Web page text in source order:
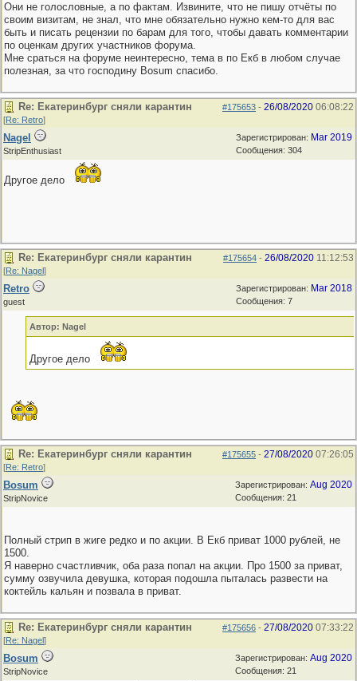
Они не голословные, а по фактам. Извините, что не пишу отчёты по
своим визитам, не знал, что мне обязательно нужно кем-то для вас
быть и писать рецензии по барам для того, чтобы давать комментарии
по оценкам других участников форума.
Мне сраться на форуме неинтересно, тема в по Екб в любом случае
полезная, за что господину Bosum спасибо.
#175653 - 26/08/2020 06:08:22
Re: Екатеринбург сняли карантин
[Re: Retro]
Зарегистрирован: Mar 2019
Сообщения: 304
Nagel
StripEnthusiast
Другое дело
#175654 - 26/08/2020 11:12:53
Re: Екатеринбург сняли карантин
[Re: Nagel]
Зарегистрирован: Mar 2018
Сообщения: 7
Retro
guest
Автор: Nagel
Другое дело
#175655 - 27/08/2020 07:26:05
Re: Екатеринбург сняли карантин
[Re: Retro]
Зарегистрирован: Aug 2020
Сообщения: 21
Bosum
StripNovice
Полный стрип в жиге редко и по акции. В Екб приват 1000 рублей, не
1500.
Я наверно счастливчик, оба раза попал на акции. Про 1500 за приват,
сумму озвучила девушка, которая подошла пыталась развести на
коктейль кальян и позвала в приват.
#175656 - 27/08/2020 07:33:22
Re: Екатеринбург сняли карантин
[Re: Nagel]
Зарегистрирован: Aug 2020
Сообщения: 21
Bosum
StripNovice